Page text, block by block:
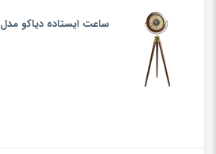
ساعت ایستاده دیاکو مدل b10